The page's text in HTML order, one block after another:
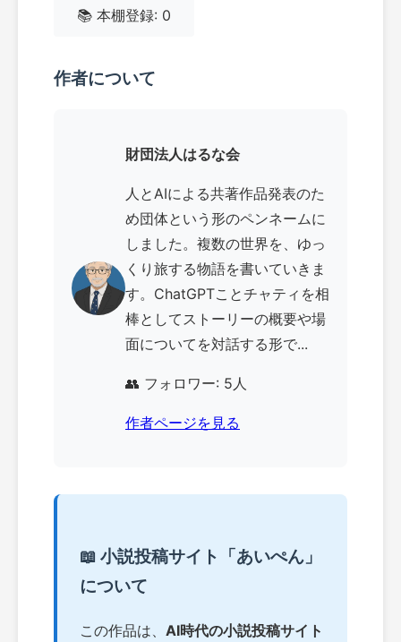
📚 本棚登録: 0
作者について
財団法人はるな会
人とAIによる共著作品発表のた
め団体という形のペンネームに
しました。複数の世界を、ゆっ
くり旅する物語を書いていきま
す。ChatGPTことチャティを相
棒としてストーリーの概要や場
面についてを対話する形で...
👥 フォロワー: 5人
作者ページを見る
📖 小説投稿サイト「あいぺん」
について
この作品は、 AI時代の小説投稿サイト